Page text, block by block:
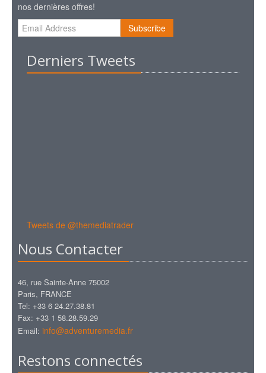
nos dernières offres!
Subscribe
Derniers Tweets
Tweets de @themediatrader
Nous Contacter
46, rue Sainte-Anne 75002
Paris, FRANCE
Tel: +33 6 24.27.38.81
Fax: +33 1 58.28.59.29
Email: info@adventuremedia.fr
Restons connectés